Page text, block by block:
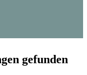
gefunden